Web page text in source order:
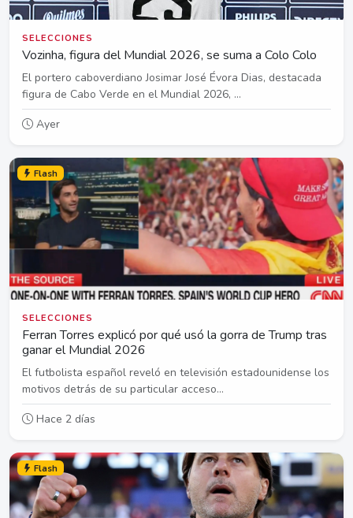
SELECCIONES
Vozinha, figura del Mundial 2026, se suma a Colo Colo
El portero caboverdiano Josimar José Évora Dias, destacada
figura de Cabo Verde en el Mundial 2026, ...
Ayer
Flash
SELECCIONES
Ferran Torres explicó por qué usó la gorra de Trump tras
ganar el Mundial 2026
El futbolista español reveló en televisión estadounidense los
motivos detrás de su particular acceso...
Hace 2 días
Flash